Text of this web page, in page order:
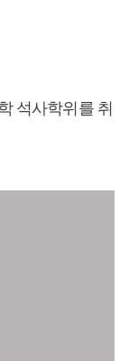
석사학위를 취